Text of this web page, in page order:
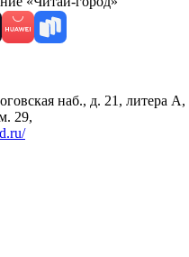
наб., д. 21, литера А,
29,